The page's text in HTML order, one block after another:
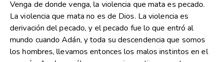
Venga de donde venga, la violencia que mata es pecado.
La violencia que mata no es de Dios. La violencia es
derivación del pecado, y el pecado fue lo que entró al
mundo cuando Adán, y toda su descendencia que somos
los hombres, llevamos entonces los malos instintos en el